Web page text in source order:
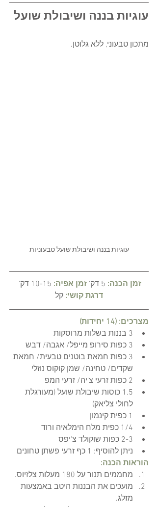
עוגיות בננה ושיבולת שועל
מתכון טבעוני, ללא גלוטן.
עוגיות בננה ושיבולת שועל טבעוניות
5 דק' זמן אפיה: 10-15 דק'
דרגת קושי: קל
מצרכים: (14 יחידות)
3 בננות בשלות מרוסקות
3 כפות סירופ מייפל/ אגבה/ דבש
3 כפות חמאת בוטנים טבעית/ חמאת
שקדים/ טחינה/ שמן קוקוס נוזלי
2 כפות זרעי צ'יה/ זרעי המפ
1.5 כוסות שיבולת שועל (מעורגלת
לחולי צליאק)
1 כפית קינמון
1/4 כפית מלח הימלאיה ורוד
2-3 כפות שוקולד צ'יפס
ניתן להוסיף: 1 כף זרעי פשתן טחונים
הוראות הכנה:
מחממים תנור על 180 מעלות צלזיוס.
מועכים את הבננות היטב באמצעות
מזלג.